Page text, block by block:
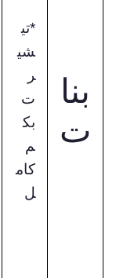
بنا
ت
*تي
شي
ر
ت
بك
م
كام
ل